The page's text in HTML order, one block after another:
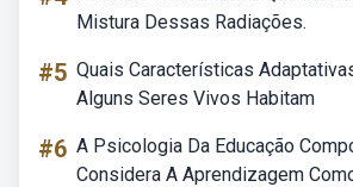
Mistura Dessas Radiações.
#5 Quais Características
Alguns Seres Vivos Habitam
#6 A Psicologia Da Educação
Considera A Aprendizagem